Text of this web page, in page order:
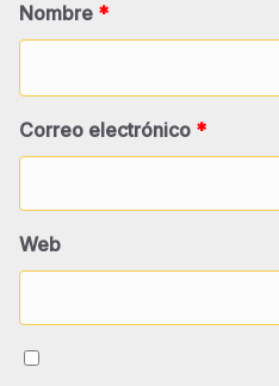
Nombre *
Correo electrónico *
Web